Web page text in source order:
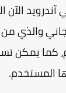
الآن
والذي من
يمكن